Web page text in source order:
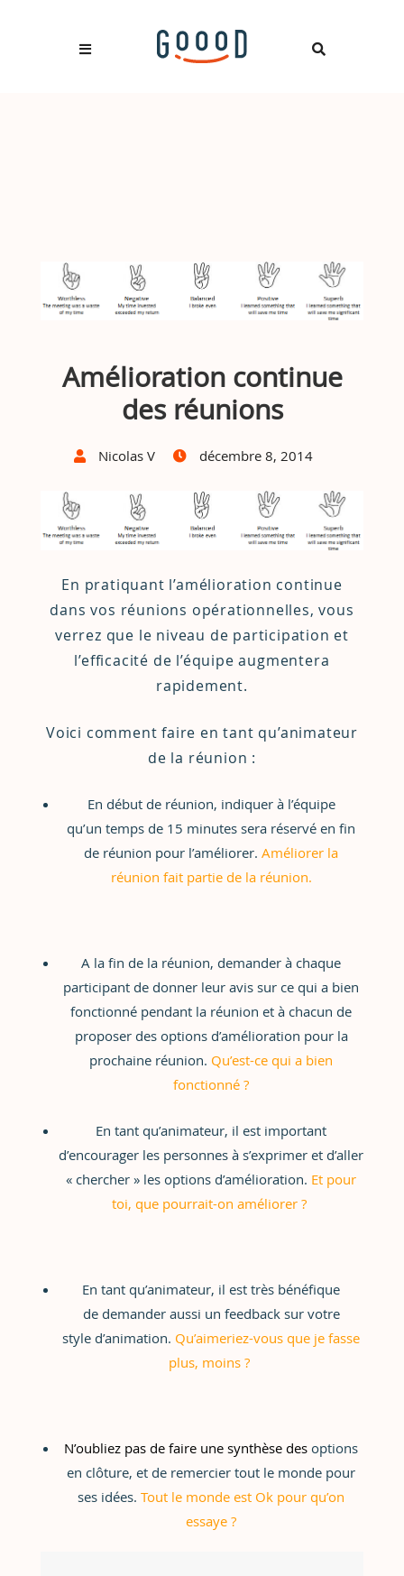
Amélioration continue
des réunions
Nicolas V décembre 8, 2014
En pratiquant l’amélioration continue
dans vos réunions opérationnelles, vous
verrez que le niveau de participation et
l’efficacité de l’équipe augmentera
rapidement.
Voici comment faire en tant qu’animateur
de la réunion :
En début de réunion, indiquer à l’équipe
qu’un temps de 15 minutes sera réservé en fin
de réunion pour l’améliorer. Améliorer la
réunion fait partie de la réunion.
A la fin de la réunion, demander à chaque
participant de donner leur avis sur ce qui a bien
fonctionné pendant la réunion et à chacun de
proposer des options d’amélioration pour la
prochaine réunion. Qu’est-ce qui a bien
fonctionné ?
En tant qu’animateur, il est important
d’encourager les personnes à s’exprimer et d’aller
« chercher » les options d’amélioration. Et pour
toi, que pourrait-on améliorer ?
En tant qu’animateur, il est très bénéfique
de demander aussi un feedback sur votre
style d’animation. Qu’aimeriez-vous que je fasse
plus, moins ?
N’oubliez pas de faire une synthèse des options
en clôture, et de remercier tout le monde pour
ses idées. Tout le monde est Ok pour qu’on
essaye ?